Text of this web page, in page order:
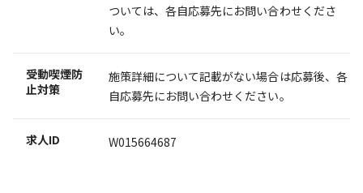
ついては、各自応募先にお問い合わせくださ
い。
受動喫煙防
止対策
施策詳細について記載がない場合は応募後、各
自応募先にお問い合わせください。
求人ID W015664687